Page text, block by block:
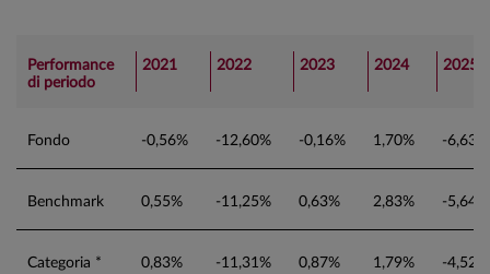
Performance
di periodo
2021 2022 2023 2024 2025
Fondo -0,56% -12,60% -0,16% 1,70% -6,63%
Benchmark 0,55% -11,25% 0,63% 2,83% -5,64%
Categoria * 0,83% -11,31% 0,87% 1,79% -4,52%